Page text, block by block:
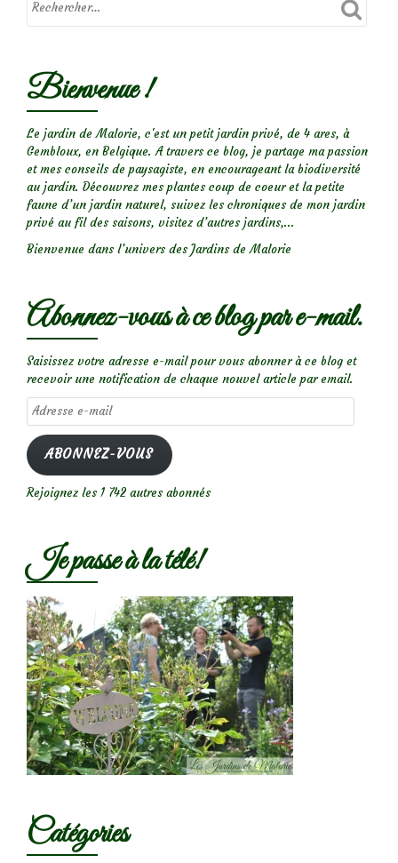
identifier?)
Bienvenue !
Le jardin de Malorie, c'est un petit jardin privé, de 4 ares, à
Gembloux, en Belgique. A travers ce blog, je partage ma passion
et mes conseils de paysagiste, en encourageant la biodiversité
au jardin. Découvrez mes plantes coup de coeur et la petite
faune d’un jardin naturel, suivez les chroniques de mon jardin
privé au fil des saisons, visitez d’autres jardins,...
Bienvenue dans l’univers des Jardins de Malorie
Abonnez-vous à ce blog par e-mail.
Saisissez votre adresse e-mail pour vous abonner à ce blog et
recevoir une notification de chaque nouvel article par email.
Adresse
e-
mail
ABONNEZ-VOUS
Rejoignez les 1 742 autres abonnés
Je passe à la télé!
Catégories